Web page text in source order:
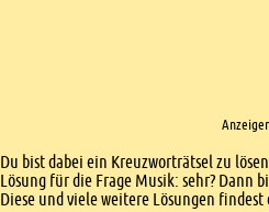
Einleitung
Du bist dabei ein Kreuzworträtsel zu
Lösung für die Frage Musik: sehr? Dann
Diese und viele weitere Lösungen findest